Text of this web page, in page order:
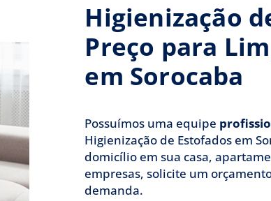
Higienização
Preço para
em Sorocaba
Possuímos uma equipe
Higienização de Estofados em
domicílio em sua casa,
empresas, solicite um
demanda.